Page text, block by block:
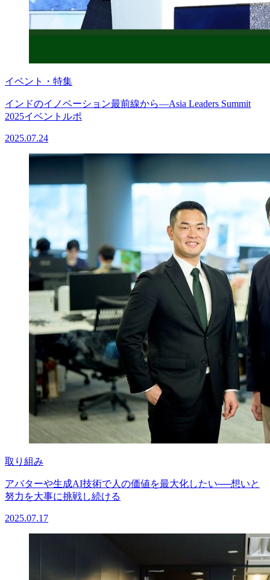
イベント・特集
インドのイノベーション最前線から―Asia Leaders Summit
2025イベントルポ
2025.07.24
取り組み
アバターや生成AI技術で人の価値を最大化したい──想いと
努力を大事に挑戦し続ける
2025.07.17